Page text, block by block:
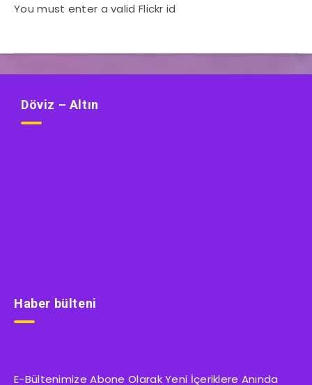
You must enter a valid Flickr id
Döviz – Altın
Haber bülteni
E-Bültenimize Abone Olarak Yeni İçeriklere Anında